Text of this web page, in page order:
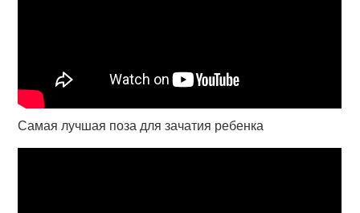
Самая лучшая поза для зачатия ребенка